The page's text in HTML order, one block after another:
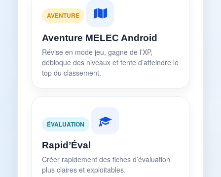
AVENTURE
Aventure MELEC Android
Révise en mode jeu, gagne de l’XP,
débloque des niveaux et tente d’atteindre le
top du classement.
ÉVALUATION
Rapid’Éval
Créer rapidement des fiches d’évaluation
plus claires et exploitables.